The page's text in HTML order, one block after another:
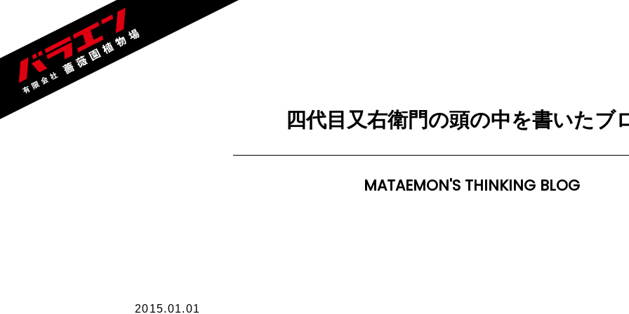
四代目又右衛門の頭の中を書いたブ
MATAEMON'S THINKING BLOG
2015.01.01